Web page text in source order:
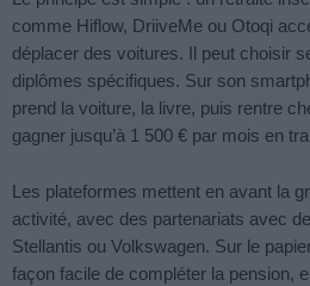
comme Hiflow, DriiveMe ou Otoqi
déplacer des voitures. Il peut choisir
diplômes spécifiques. Sur son
prend la voiture, la livre, puis rentre
gagner jusqu’à 1 500 € par mois en
Les plateformes mettent en avant la
activité, avec des partenariats avec
Stellantis ou Volkswagen. Sur le
façon facile de compléter la pension,